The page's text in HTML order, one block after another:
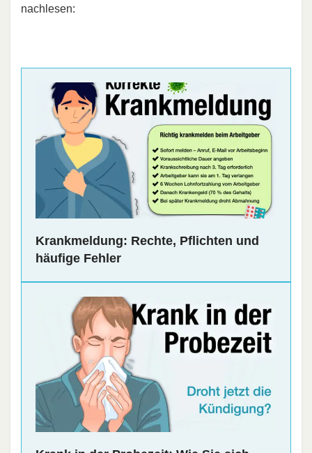
nachlesen:
Krankmeldung: Rechte, Pflichten und
häufige Fehler